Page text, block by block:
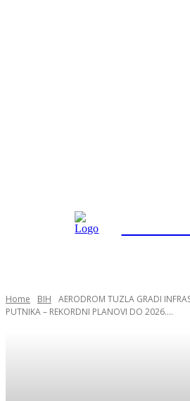
Home BIH
AERODROM TUZLA GRADI
PUTNIKA – REKORDNI PLANOVI DO 2026....